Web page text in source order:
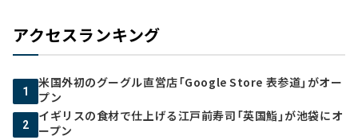
アクセスランキング
1
米国外初のグーグル直営店「Google Store 表参道」がオー
プン
2
イギリスの食材で仕上げる江戸前寿司「英国鮨」が池袋にオ
ープン